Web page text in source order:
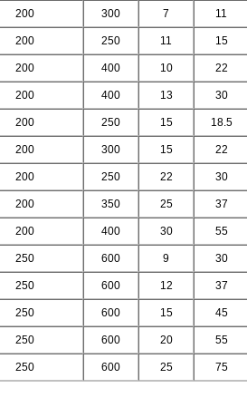
200 300 7 11
200 250 11 15
200 400 10 22
200 400 13 30
200 250 15 18.5
200 300 15 22
200 250 22 30
200 350 25 37
200 400 30 55
250 600 9 30
250 600 12 37
250 600 15 45
250 600 20 55
250 600 25 75